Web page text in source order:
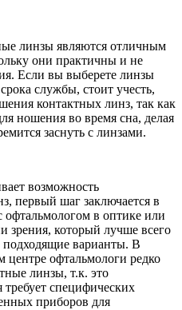
линзы являются отличным
они практичны и не
Если вы выберете линзы
службы, стоит учесть,
контактных линз, так как
ношения во время сна, делая
заснуть с линзами.
возможность
первый шаг заключается в
офтальмологом в оптике или
зрения, который лучше всего
подходящие варианты. В
офтальмологи редко
линзы, т.к. это
специфических
приборов для